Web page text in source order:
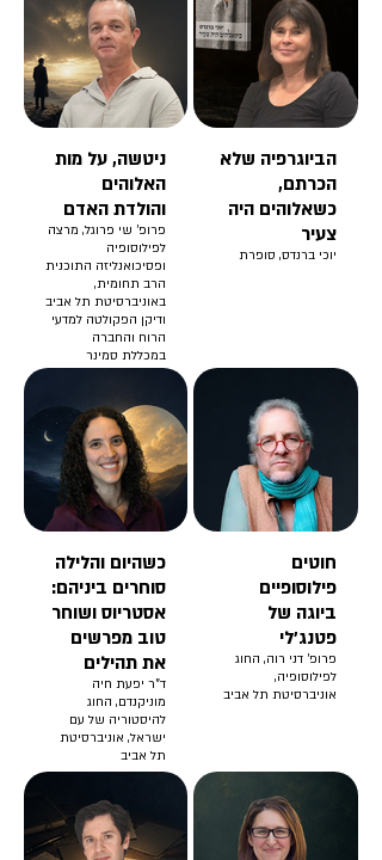
הביוגרפיה שלא
הכרתם,
כשאלוהים היה
צעיר
יוכי ברנדס, סופרת
ניטשה, על מות
האלוהים
והולדת האדם
פרופ' שי פרוגל, מרצה
לפילוסופיה
ופסיכואנליזה התוכנית
הרב תחומית,
באוניברסיטת תל אביב
ודיקן הפקולטה למדעי
הרוח והחברה
במכללת סמינר
הקיבוצים
חוטים
פילוסופיים
ביוגה של
פטנג'לי
פרופ' דני רוה, החוג
לפילוסופיה,
אוניברסיטת תל אביב
כשהיום והלילה
סוחרים ביניהם:
אסטריוס ושוחר
טוב מפרשים
את תהילים
ד"ר יפעת חיה
מוניקנדם, החוג
להיסטוריה של עם
ישראל, אוניברסיטת
תל אביב